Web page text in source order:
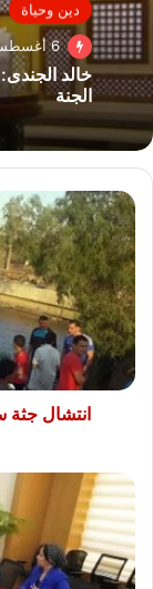
دين وحياة
6 أغسطس، 2026
خالد
الجنة
انتشال
جثة
سائق
انقلبت
سيارته
فى
ترعة
المريوطية
بالبدرشين
انتشال جثة
رئيس
الهيئة
القومية
لسلامة
الغذاء